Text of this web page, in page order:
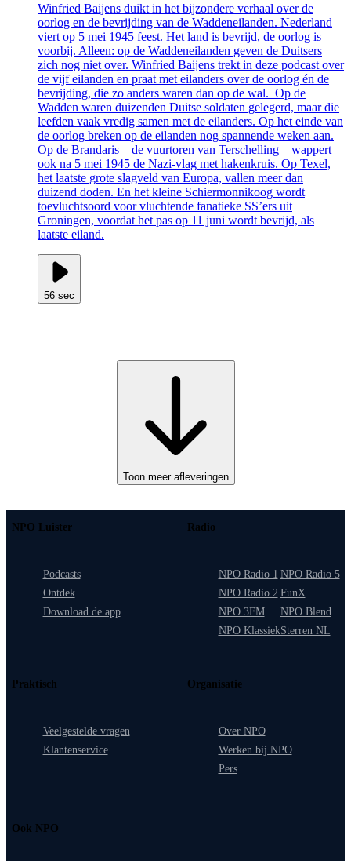
Winfried Baijens duikt in het bijzondere verhaal over de
oorlog en de bevrijding van de Waddeneilanden. Nederland
viert op 5 mei 1945 feest. Het land is bevrijd, de oorlog is
voorbij. Alleen: op de Waddeneilanden geven de Duitsers
zich nog niet over. Winfried Baijens trekt in deze podcast over
de vijf eilanden en praat met eilanders over de oorlog én de
bevrijding, die zo anders waren dan op de wal. Op de
Wadden waren duizenden Duitse soldaten gelegerd, maar die
leefden vaak vredig samen met de eilanders. Op het einde van
de oorlog breken op de eilanden nog spannende weken aan.
Op de Brandaris – de vuurtoren van Terschelling – wappert
ook na 5 mei 1945 de Nazi-vlag met hakenkruis. Op Texel,
het laatste grote slagveld van Europa, vallen meer dan
duizend doden. En het kleine Schiermonnikoog wordt
toevluchtsoord voor vluchtende fanatieke SS’ers uit
Groningen, voordat het pas op 11 juni wordt bevrijd, als
laatste eiland.
56 sec
Toon meer afleveringen
NPO Luister
Podcasts
Ontdek
Download de app
Radio
NPO Radio 1
NPO Radio 2
NPO 3FM
NPO Klassiek
NPO Radio 5
FunX
NPO Blend
Sterren NL
Praktisch
Veelgestelde vragen
Klantenservice
Organisatie
Over NPO
Werken bij NPO
Pers
Ook NPO